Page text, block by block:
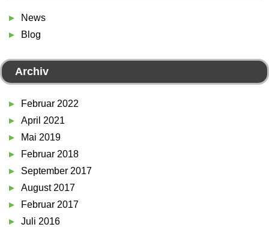
News
Blog
Archiv
Februar 2022
April 2021
Mai 2019
Februar 2018
September 2017
August 2017
Februar 2017
Juli 2016